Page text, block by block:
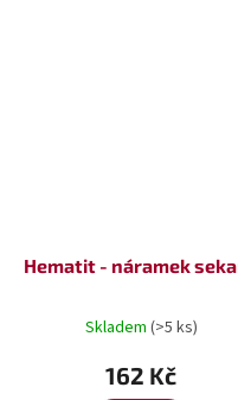
Hematit - náramek
Skladem (>5 ks)
162 Kč